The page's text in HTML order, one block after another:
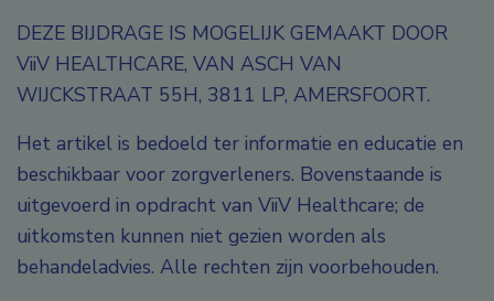
DEZE BIJDRAGE IS MOGELIJK GEMAAKT DOOR
ViiV HEALTHCARE, VAN ASCH VAN
WIJCKSTRAAT 55H, 3811 LP, AMERSFOORT.
Het artikel is bedoeld ter informatie en educatie en
beschikbaar voor zorgverleners. Bovenstaande is
uitgevoerd in opdracht van ViiV Healthcare; de
uitkomsten kunnen niet gezien worden als
behandeladvies. Alle rechten zijn voorbehouden.